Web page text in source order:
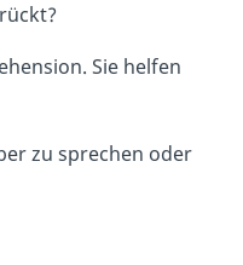
Sie helfen
zu sprechen oder